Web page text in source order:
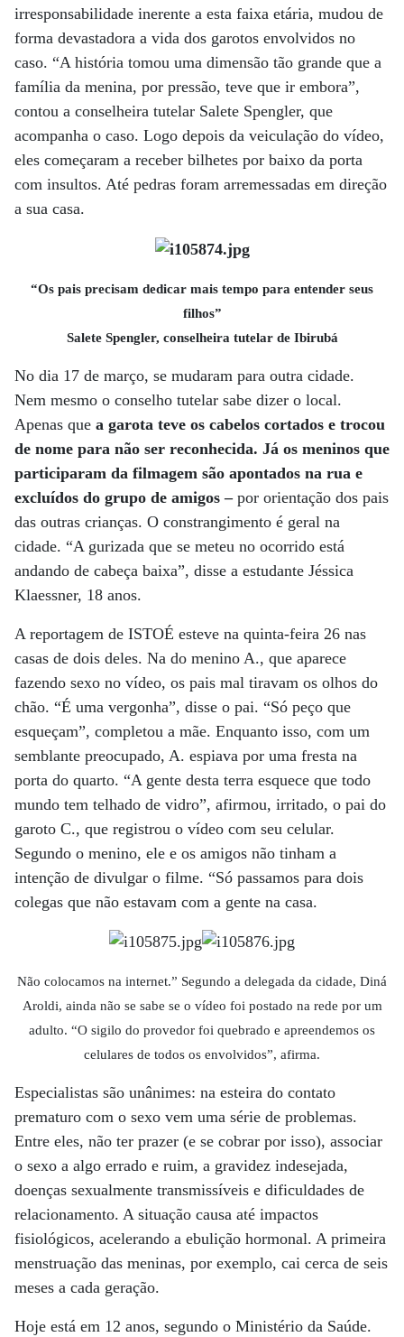
irresponsabilidade inerente a esta faixa etária, mudou de
forma devastadora a vida dos garotos envolvidos no
caso. “A história tomou uma dimensão tão grande que a
família da menina, por pressão, teve que ir embora”,
contou a conselheira tutelar Salete Spengler, que
acompanha o caso. Logo depois da veiculação do vídeo,
eles começaram a receber bilhetes por baixo da porta
com insultos. Até pedras foram arremessadas em direção
a sua casa.
“Os pais precisam dedicar mais tempo para entender seus
filhos”
Salete Spengler, conselheira tutelar de Ibirubá
No dia 17 de março, se mudaram para outra cidade.
Nem mesmo o conselho tutelar sabe dizer o local.
Apenas que a garota teve os cabelos cortados e trocou
de nome para não ser reconhecida. Já os meninos que
participaram da filmagem são apontados na rua e
excluídos do grupo de amigos – por orientação dos pais
das outras crianças. O constrangimento é geral na
cidade. “A gurizada que se meteu no ocorrido está
andando de cabeça baixa”, disse a estudante Jéssica
Klaessner, 18 anos.
A reportagem de ISTOÉ esteve na quinta-feira 26 nas
casas de dois deles. Na do menino A., que aparece
fazendo sexo no vídeo, os pais mal tiravam os olhos do
chão. “É uma vergonha”, disse o pai. “Só peço que
esqueçam”, completou a mãe. Enquanto isso, com um
semblante preocupado, A. espiava por uma fresta na
porta do quarto. “A gente desta terra esquece que todo
mundo tem telhado de vidro”, afirmou, irritado, o pai do
garoto C., que registrou o vídeo com seu celular.
Segundo o menino, ele e os amigos não tinham a
intenção de divulgar o filme. “Só passamos para dois
colegas que não estavam com a gente na casa.
Não colocamos na internet.” Segundo a delegada da cidade, Diná
Aroldi, ainda não se sabe se o vídeo foi postado na rede por um
adulto. “O sigilo do provedor foi quebrado e apreendemos os
celulares de todos os envolvidos”, afirma.
Especialistas são unânimes: na esteira do contato
prematuro com o sexo vem uma série de problemas.
Entre eles, não ter prazer (e se cobrar por isso), associar
o sexo a algo errado e ruim, a gravidez indesejada,
doenças sexualmente transmissíveis e dificuldades de
relacionamento. A situação causa até impactos
fisiológicos, acelerando a ebulição hormonal. A primeira
menstruação das meninas, por exemplo, cai cerca de seis
meses a cada geração.
Hoje está em 12 anos, segundo o Ministério da Saúde.